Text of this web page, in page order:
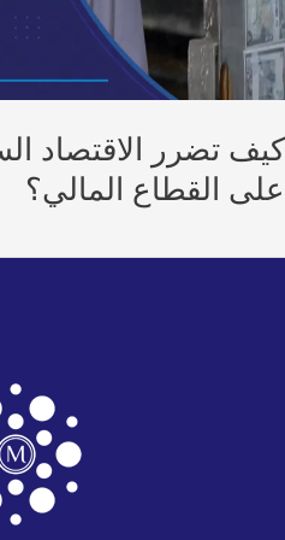
تضرر الاقتصاد
القطاع المالي؟